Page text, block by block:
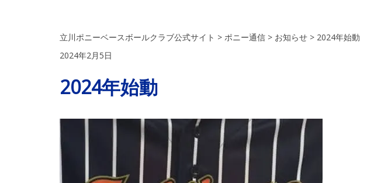
立川ポニーベースボールクラブ公式サイト > ポニー通信 > お知らせ > 2024年始動
2024年2月5日
2024年始動